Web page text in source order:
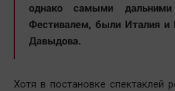
однако самыми
Фестивалем, были Италия и
Давыдова.
Хотя в постановке спектаклей